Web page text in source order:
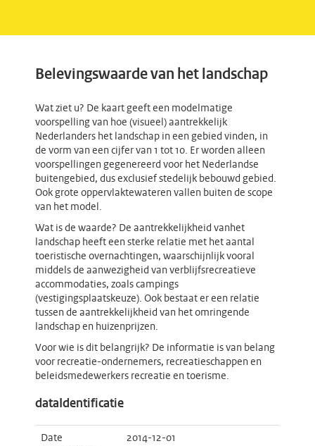
Belevingswaarde van het landschap
Wat ziet u? De kaart geeft een modelmatige
voorspelling van hoe (visueel) aantrekkelijk
Nederlanders het landschap in een gebied vinden, in
de vorm van een cijfer van 1 tot 10. Er worden alleen
voorspellingen gegenereerd voor het Nederlandse
buitengebied, dus exclusief stedelijk bebouwd gebied.
Ook grote oppervlaktewateren vallen buiten de scope
van het model.
Wat is de waarde? De aantrekkelijkheid vanhet
landschap heeft een sterke relatie met het aantal
toeristische overnachtingen, waarschijnlijk vooral
middels de aanwezigheid van verblijfsrecreatieve
accommodaties, zoals campings
(vestigingsplaatskeuze). Ook bestaat er een relatie
tussen de aantrekkelijkheid van het omringende
landschap en huizenprijzen.
Voor wie is dit belangrijk? De informatie is van belang
voor recreatie-ondernemers, recreatieschappen en
beleidsmedewerkers recreatie en toerisme.
dataIdentificatie
Date
2014-12-01